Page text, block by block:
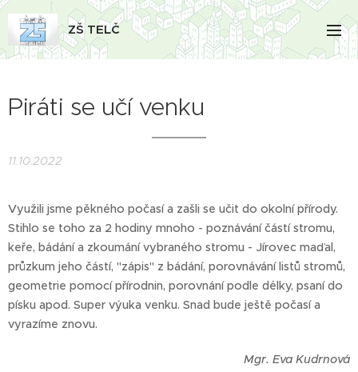
ZŠ TELČ
Piráti se učí venku
11.10.2022
Využili jsme pěkného počasí a zašli se učit do okolní přírody.
Stihlo se toho za 2 hodiny mnoho - poznávání částí stromu,
keře, bádání a zkoumání vybraného stromu - Jírovec maďal,
průzkum jeho částí, "zápis" z bádání, porovnávání listů stromů,
geometrie pomocí přírodnin, porovnání podle délky, psaní do
písku apod. Super výuka venku. Snad bude ještě počasí a
vyrazíme znovu.
Mgr. Eva Kudrnová